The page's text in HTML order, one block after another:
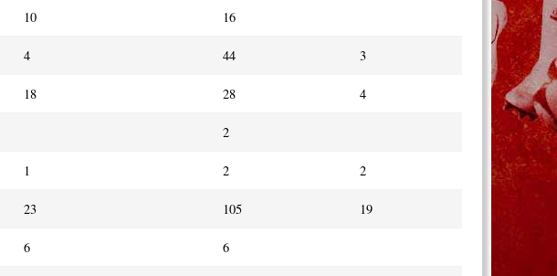
10 16
4 44 3
18 28 4
2
1 2 2
23 105 19
6 6